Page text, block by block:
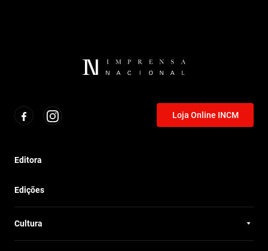
Loja Online INCM
Editora
Edições
Cultura